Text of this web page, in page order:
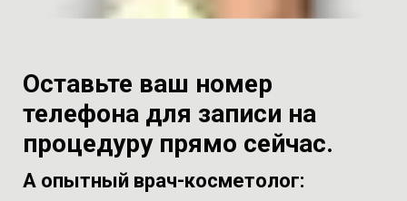
Оставьте ваш номер
телефона для записи на
процедуру прямо сейчас.
А опытный врач-косметолог: